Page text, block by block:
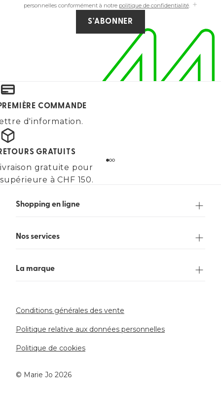
personnelles conformément à notre politique de confidentialité.
S'ABONNER
COMMANDE
d'information.
GRATUITS
gratuite pour
à CHF 150.
Shopping en ligne
Nos services
La marque
Conditions générales des vente
Politique relative aux données personnelles
Politique de cookies
©️ Marie Jo 2026